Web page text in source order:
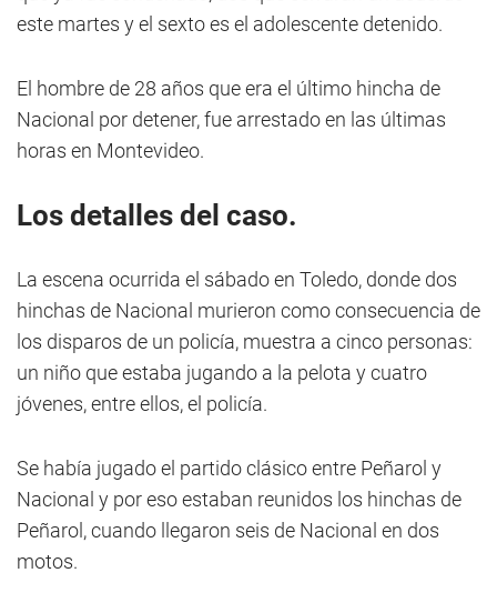
este martes y el sexto es el adolescente detenido.
El hombre de 28 años que era el último hincha de
Nacional por detener, fue arrestado en las últimas
horas en Montevideo.
Los detalles del caso.
La escena ocurrida el sábado en Toledo, donde dos
hinchas de Nacional murieron como consecuencia de
los disparos de un policía, muestra a cinco personas:
un niño que estaba jugando a la pelota y cuatro
jóvenes, entre ellos, el policía.
Se había jugado el partido clásico entre Peñarol y
Nacional y por eso estaban reunidos los hinchas de
Peñarol, cuando llegaron seis de Nacional en dos
motos.